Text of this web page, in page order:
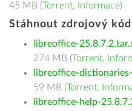
45 MB (Torrent, Informace)
Stáhnout zdrojový kód
libreoffice-
274 MB (Torrent,
libreoffice-
59 MB (Torrent,
libreoffice-help-